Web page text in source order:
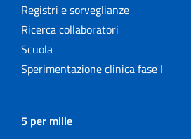
Registri e sorveglianze
Ricerca collaboratori
Scuola
Sperimentazione clinica fase I
5 per mille